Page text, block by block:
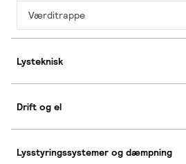
Værditrappe
Lysteknisk
Drift og el
Lysstyringssystemer og dæmpning